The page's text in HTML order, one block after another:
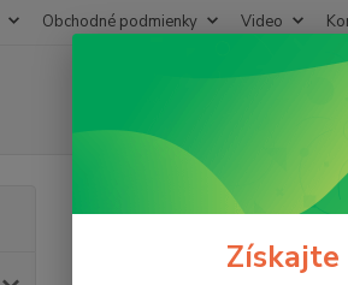
Obchodné podmienky Video
Hadica záhr.3/
Hadica záhr.3/
Získajte